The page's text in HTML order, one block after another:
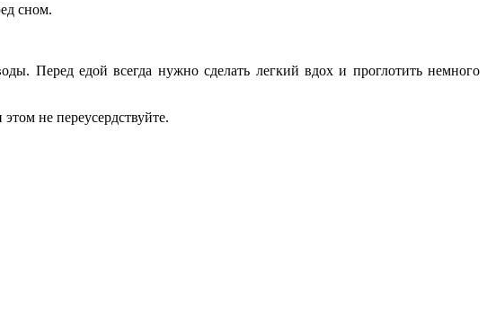
сном.
Перед едой всегда нужно сделать легкий вдох и проглотить немного
не переусердствуйте.